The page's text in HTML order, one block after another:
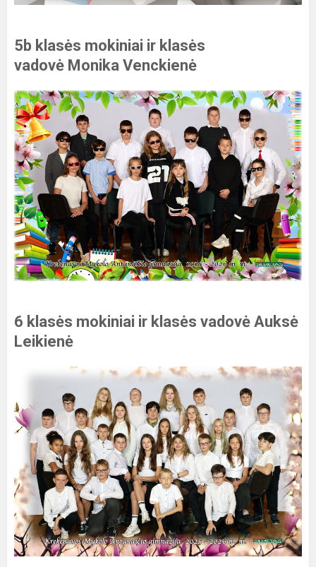
5b klasės mokiniai ir klasės
vadovė Monika Venckienė
6 klasės mokiniai ir klasės vadovė Auksė
Leikienė